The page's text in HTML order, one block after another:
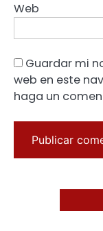
Web
Guardar mi
web en este
haga un